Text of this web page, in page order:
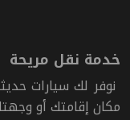
خدمة نقل مريحة
نوفر لك سيارات
مكان إقامتك أو